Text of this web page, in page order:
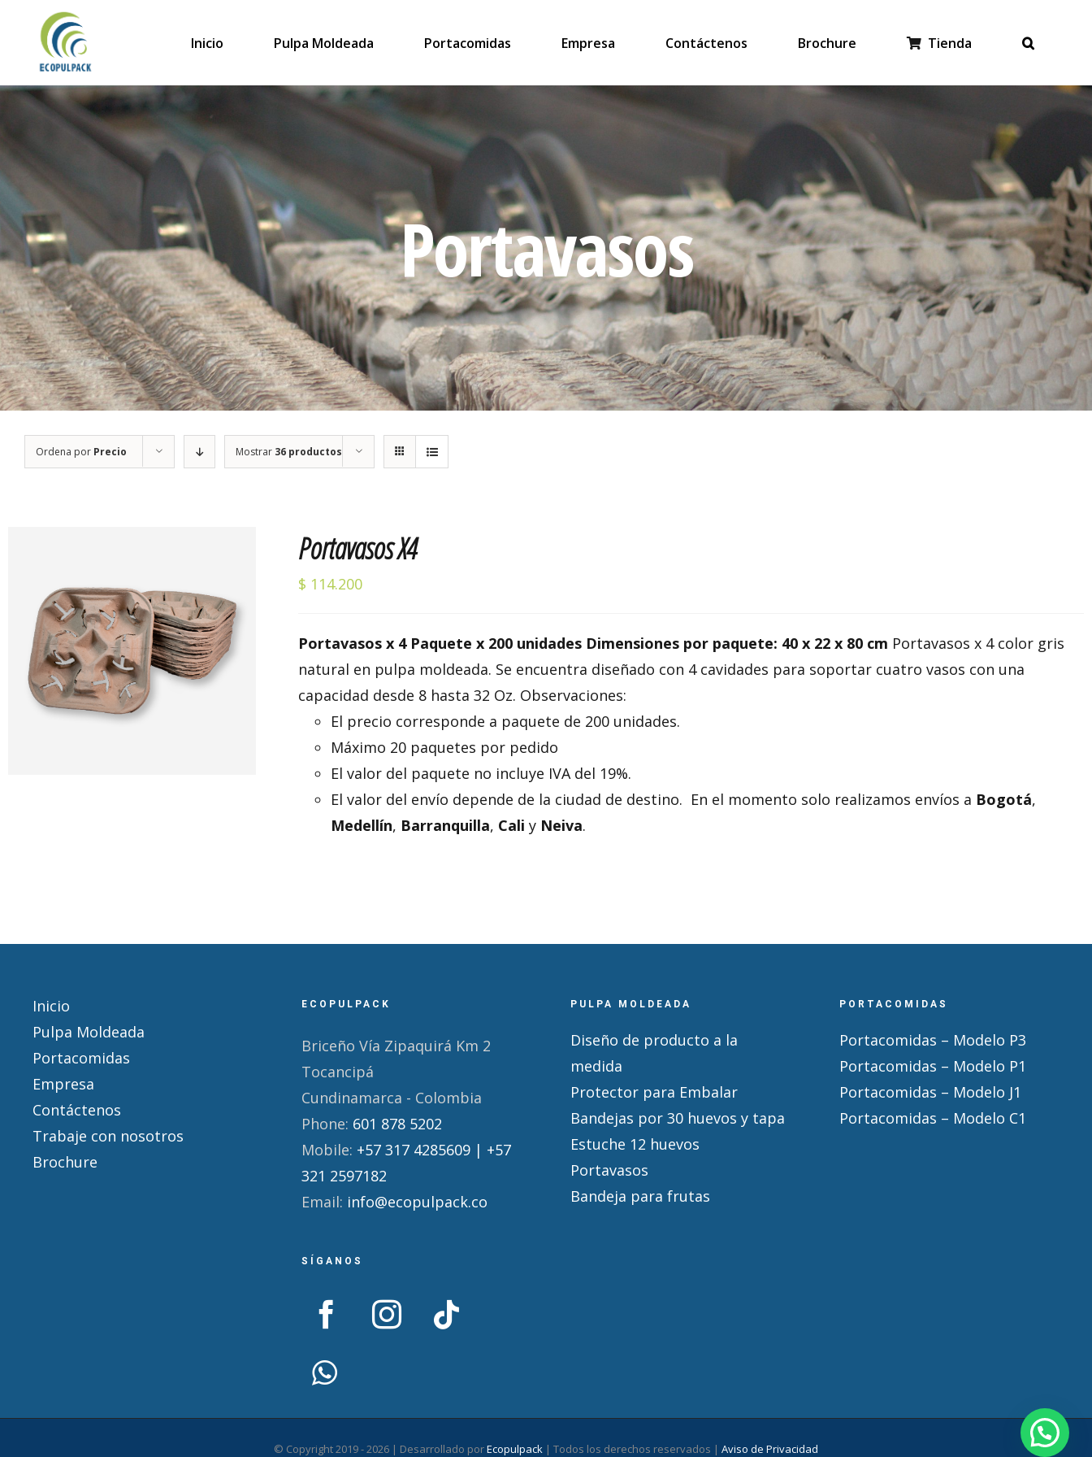
contenido
Inicio Pulpa Moldeada Portacomidas Empresa Contáctenos Brochure Tienda
Portavasos
Ordena por Precio Mostrar 36 productos
Valorado
con5.00 de 5
AÑADIR AL CARRITO / DETALLES
Portavasos X4
$ 114.200
Portavasos x 4 Paquete x 200 unidades Dimensiones por paquete: 40 x 22 x 80 cm Portavasos x 4 color gris
natural en pulpa moldeada. Se encuentra diseñado con 4 cavidades para soportar cuatro vasos con una
capacidad desde 8 hasta 32 Oz. Observaciones:
El precio corresponde a paquete de 200 unidades.
Máximo 20 paquetes por pedido
El valor del paquete no incluye IVA del 19%.
El valor del envío depende de la ciudad de destino. En el momento solo realizamos envíos a Bogotá,
Medellín, Barranquilla, Cali y Neiva.
Inicio
Pulpa Moldeada
Portacomidas
Empresa
Contáctenos
Trabaje con nosotros
Brochure
ECOPULPACK
Briceño Vía Zipaquirá Km 2
Tocancipá
Cundinamarca - Colombia
Phone: 601 878 5202
Mobile: +57 317 4285609 | +57
321 2597182
Email: info@ecopulpack.co
SÍGANOS
PULPA MOLDEADA
Diseño de producto a la
medida
Protector para Embalar
Bandejas por 30 huevos y tapa
Estuche 12 huevos
Portavasos
Bandeja para frutas
PORTACOMIDAS
Portacomidas – Modelo P3
Portacomidas – Modelo P1
Portacomidas – Modelo J1
Portacomidas – Modelo C1
© Copyright 2019 -2026 | Desarrollado porEcopulpack | Todos los derechos reservados | Aviso de Privacidad